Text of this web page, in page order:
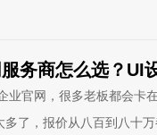
务商怎么选？UI
业官网，很多老板都会卡
了，报价从八百到八十